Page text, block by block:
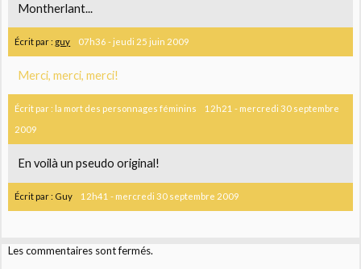
Montherlant...
Écrit par : guy 07h36 -jeudi 25 juin 2009
Merci, merci, merci!
Écrit par : la mort des personnages féminins 12h21 - mercredi 30 septembre
2009
En voilà un pseudo original!
Écrit par : Guy 12h41 - mercredi 30 septembre 2009
Les commentaires sont fermés.